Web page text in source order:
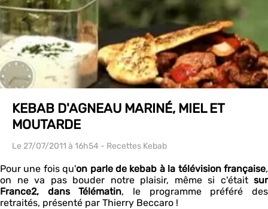
KEBAB D'AGNEAU MARINÉ, MIEL ET
MOUTARDE
Le 27/07/2011 à 16h54 - Recettes Kebab
Pour une fois qu'on parle de kebab à la télévision française,
on ne va pas bouder notre plaisir, même si c'était sur
France2, dans Télématin, le programme préféré des
retraités, présenté par Thierry Beccaro !